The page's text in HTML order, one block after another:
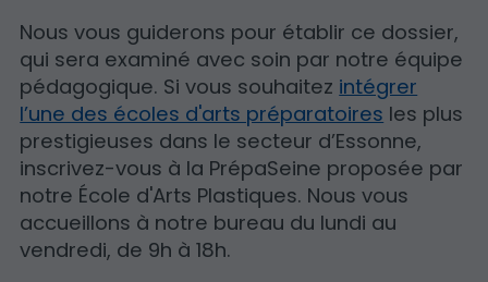
Nous vous guiderons pour établir ce dossier,
qui sera examiné avec soin par notre équipe
pédagogique. Si vous souhaitez intégrer
l’une des écoles d'arts préparatoires les plus
prestigieuses dans le secteur d’Essonne,
inscrivez-vous à la PrépaSeine proposée par
notre École d'Arts Plastiques. Nous vous
accueillons à notre bureau du lundi au
vendredi, de 9h à 18h.